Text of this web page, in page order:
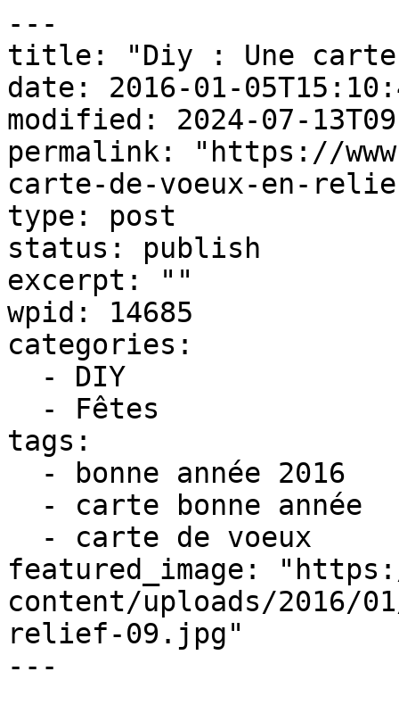
---
title: "Diy : Une carte
date: 2016-01-
modified: 2024-07-
permalink: "https://
carte-de-voeux-en-
type: post
status: publish
excerpt: ""
wpid: 14685
categories:
tags:
featured_image:
content/uploads/2016/
relief-09.jpg"
---